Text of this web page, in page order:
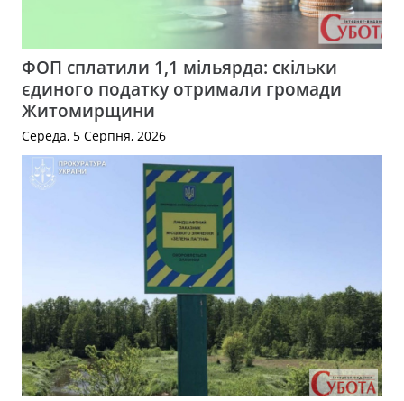
ФОП сплатили 1,1 мільярда: скільки
єдиного податку отримали громади
Житомирщини
Середа, 5 Серпня, 2026